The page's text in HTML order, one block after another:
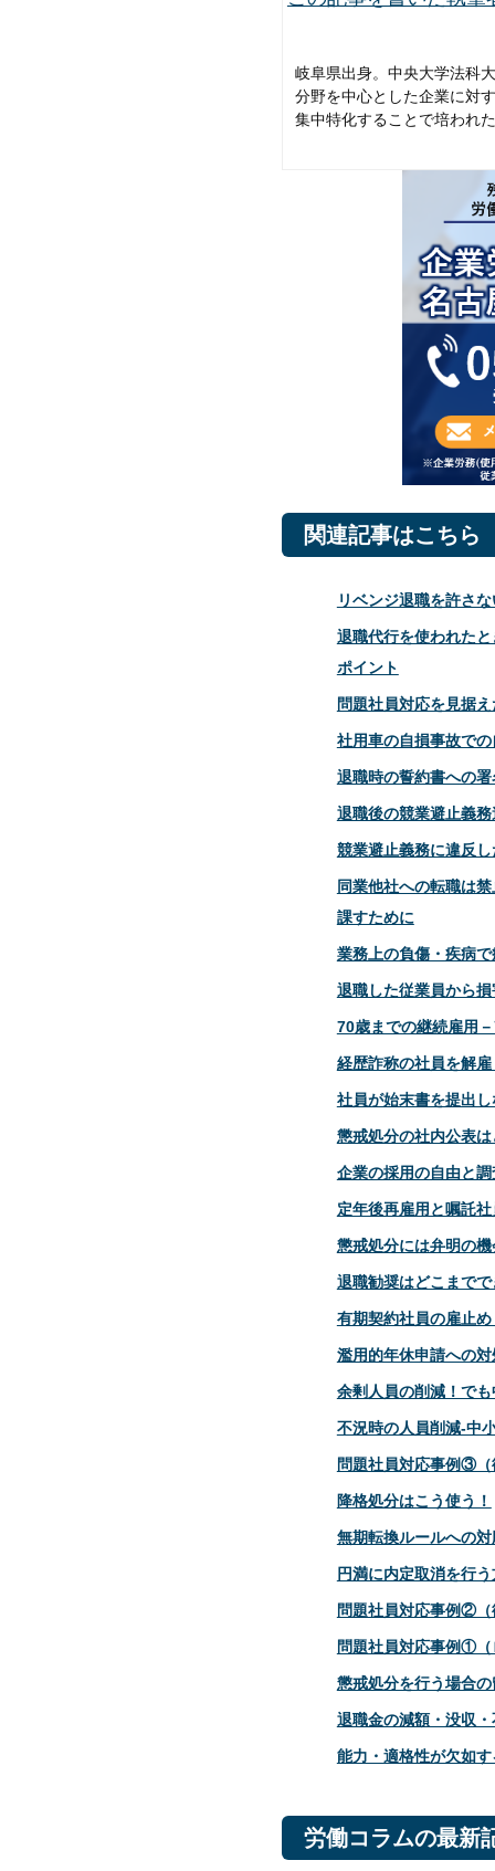
岐阜県出身。中央大学法科
分野を中心とした企業に対
集中特化することで培われ
関連記事はこちら
リベンジ退職を許さ
退職代行を使われた
ポイント
問題社員対応を見据
社用車の自損事故で
退職時の誓約書への
退職後の競業避止義
競業避止義務に違反
同業他社への転職は
課すために
業務上の負傷・疾病
退職した従業員から
70歳までの継続雇用
経歴詐称の社員を解
社員が始末書を提出
懲戒処分の社内公表
企業の採用の自由と
定年後再雇用と嘱託
懲戒処分には弁明の
退職勧奨はどこまで
有期契約社員の雇止
濫用的年休申請への対
余剰人員の削減！で
不況時の人員削減‐中
問題社員対応事例③（
降格処分はこう使う！
無期転換ルールへの
円満に内定取消を行
問題社員対応事例②（
問題社員対応事例①（
懲戒処分を行う場合
退職金の減額・没収
能力・適格性が欠如
労働コラムの最新